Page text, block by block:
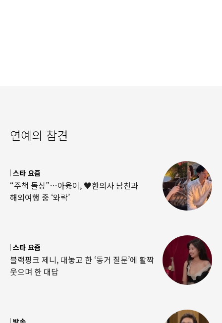
연예의 참견
스타 요즘
“주책 돌싱”…아옳이, ♥한의사 남친과
해외여행 중 ‘와락’
스타 요즘
블랙핑크 제니, 대놓고 한 ‘동거 질문’에 활짝
웃으며 한 대답